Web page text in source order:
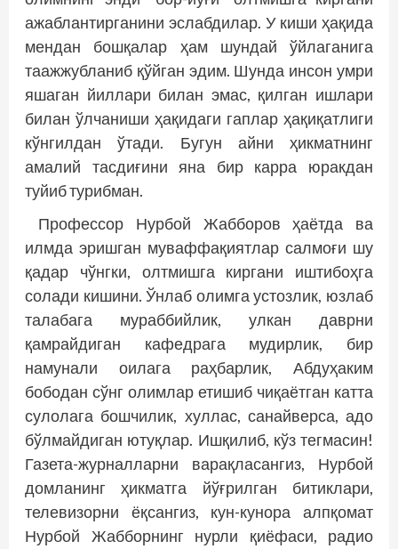
ажаблантирганини эслабдилар. У киши ҳақида
мендан бошқалар ҳам шундай ўйлаганига
таажжубланиб қўйган эдим. Шунда инсон умри
яшаган йиллари билан эмас, қилган ишлари
билан ўлчаниши ҳақидаги гаплар ҳақиқатлиги
кўнгилдан ўтади. Бугун айни ҳикматнинг
амалий тасдиғини яна бир карра юракдан
туйиб турибман.
Профессор Нурбой Жабборов ҳаётда ва
илмда эришган муваффақиятлар салмоғи шу
қадар чўнгки, олтмишга киргани иштибоҳга
солади кишини. Ўнлаб олимга устозлик, юзлаб
талабага мураббийлик, улкан даврни
қамрайдиган кафедрага мудирлик, бир
намунали оилага раҳбарлик, Абдуҳаким
бободан сўнг олимлар етишиб чиқаётган катта
сулолага бошчилик, хуллас, санайверса, адо
бўлмайдиган ютуқлар. Ишқилиб, кўз тегмасин!
Газета-журналларни варақласангиз, Нурбой
домланинг ҳикматга йўғрилган битиклари,
телевизорни ёқсангиз, кун-кунора алпқомат
Нурбой Жабборнинг нурли қиёфаси, радио